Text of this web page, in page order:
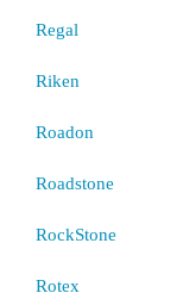
Regal
Riken
Roadon
Roadstone
RockStone
Rotex